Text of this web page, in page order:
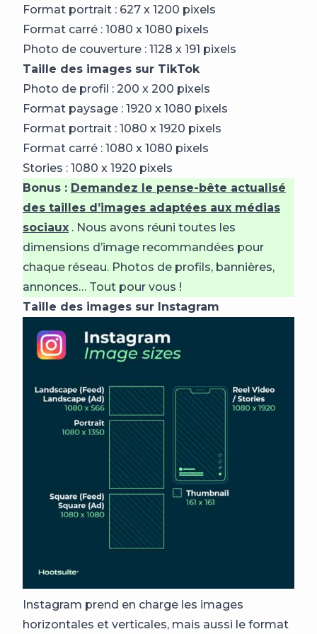
Format portrait : 627 x 1200 pixels
Format carré : 1080 x 1080 pixels
Photo de couverture : 1128 x 191 pixels
Taille des images sur TikTok
Photo de profil : 200 x 200 pixels
Format paysage : 1920 x 1080 pixels
Format portrait : 1080 x 1920 pixels
Format carré : 1080 x 1080 pixels
Stories : 1080 x 1920 pixels
Bonus : Demandez le pense-bête actualisé
des tailles d’images adaptées aux médias
sociaux . Nous avons réuni toutes les
dimensions d’image recommandées pour
chaque réseau. Photos de profils, bannières,
annonces… Tout pour vous !
Taille des images sur Instagram
Instagram prend en charge les images
horizontales et verticales, mais aussi le format